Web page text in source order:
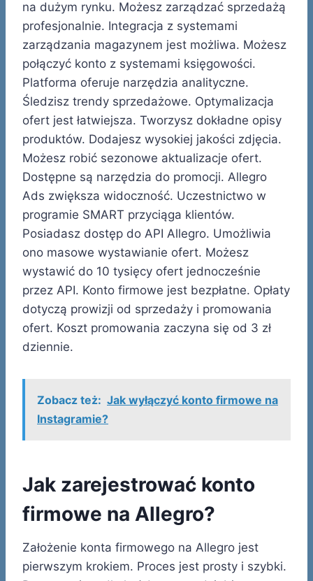
na dużym rynku. Możesz zarządzać sprzedażą
profesjonalnie. Integracja z systemami
zarządzania magazynem jest możliwa. Możesz
połączyć konto z systemami księgowości.
Platforma oferuje narzędzia analityczne.
Śledzisz trendy sprzedażowe. Optymalizacja
ofert jest łatwiejsza. Tworzysz dokładne opisy
produktów. Dodajesz wysokiej jakości zdjęcia.
Możesz robić sezonowe aktualizacje ofert.
Dostępne są narzędzia do promocji. Allegro
Ads zwiększa widoczność. Uczestnictwo w
programie SMART przyciąga klientów.
Posiadasz dostęp do API Allegro. Umożliwia
ono masowe wystawianie ofert. Możesz
wystawić do 10 tysięcy ofert jednocześnie
przez API. Konto firmowe jest bezpłatne. Opłaty
dotyczą prowizji od sprzedaży i promowania
ofert. Koszt promowania zaczyna się od 3 zł
dziennie.
Zobacz też: Jak wyłączyć konto firmowe na
Instagramie?
Jak zarejestrować konto
firmowe na Allegro?
Założenie konta firmowego na Allegro jest
pierwszym krokiem. Proces jest prosty i szybki.